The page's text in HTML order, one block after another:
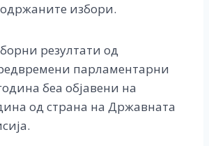
избори.
резултати од
парламентарни
беа објавени на
од страна на Државната